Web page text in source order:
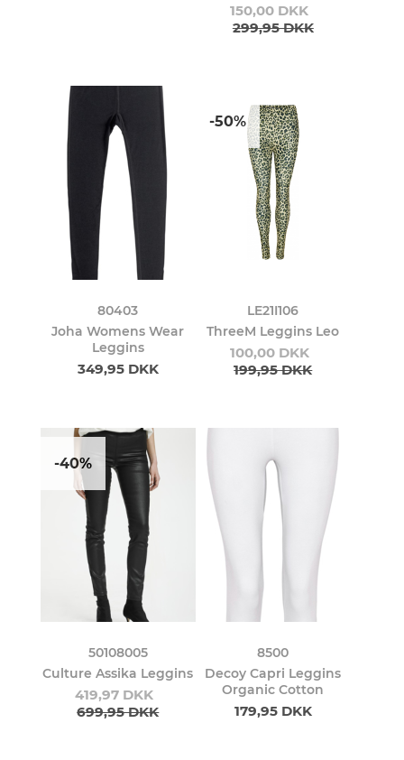
150,00 DKK
299,95 DKK
80403
Joha Womens Wear
Leggins
349,95 DKK
-50%
LE21I106
ThreeM Leggins Leo
100,00 DKK
199,95 DKK
-40%
50108005
Culture Assika Leggins
419,97 DKK
699,95 DKK
8500
Decoy Capri Leggins
Organic Cotton
179,95 DKK